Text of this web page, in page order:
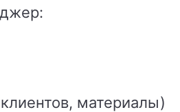
материалы)